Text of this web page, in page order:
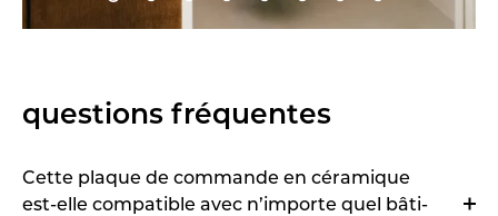
questions fréquentes
Cette plaque de commande en céramique
est-elle compatible avec n’importe quel bâti-